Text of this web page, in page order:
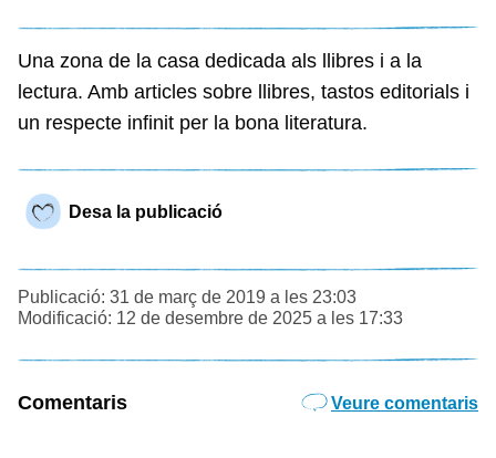
Una zona de la casa dedicada als llibres i a la
lectura. Amb articles sobre llibres, tastos editorials i
un respecte infinit per la bona literatura.
Desa la publicació
Publicació: 31 de març de 2019 a les 23:03
Modificació: 12 de desembre de 2025 a les 17:33
Comentaris Veure comentaris